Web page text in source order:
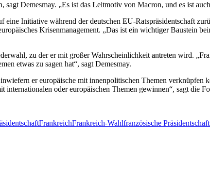
Demesmay. „Es ist das Leitmotiv von Macron, und es ist
Initiative während der deutschen EU-Ratspräsidentschaft
Krisenmanagement. „Das ist ein wichtiger Baustein
zu der er mit großer Wahrscheinlichkeit antreten wird.
etwas zu sagen hat“, sagt Demesmay.
er europäische mit innenpolitischen Themen verknüpfen
oder europäischen Themen gewinnen“, sagt die
FrankreichFrankreich-Wahlfranzösische